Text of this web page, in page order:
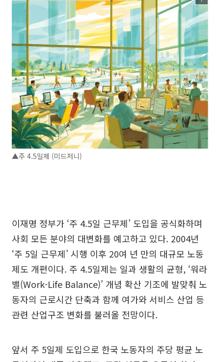
▲주 4.5일제 (미드저니)
이재명 정부가 ‘주 4.5일 근무제’ 도입을 공식화하며
사회 모든 분야의 대변화를 예고하고 있다. 2004년
‘주 5일 근무제’ 시행 이후 20여 년 만의 대규모 노동
제도 개편이다. 주 4.5일제는 일과 생활의 균형, ‘워라
밸(Work-Life Balance)’ 개념 확산 기조에 발맞춰 노
동자의 근로시간 단축과 함께 여가와 서비스 산업 등
관련 산업구조 변화를 불러올 전망이다.
앞서 주 5일제 도입으로 한국 노동자의 주당 평균 노